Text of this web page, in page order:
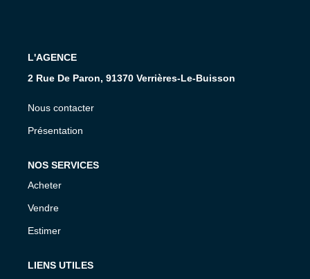
L'AGENCE
2 Rue De Paron, 91370 Verrières-Le-Buisson
Nous contacter
Présentation
NOS SERVICES
Acheter
Vendre
Estimer
LIENS UTILES